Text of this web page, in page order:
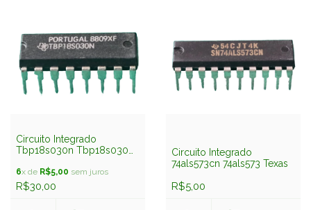
Circuito Integrado
Tbp18s030n Tbp18s030
6x de R$5,00 sem juros
R$30,00
Circuito Integrado
74als573cn 74als573 Texas
R$5,00